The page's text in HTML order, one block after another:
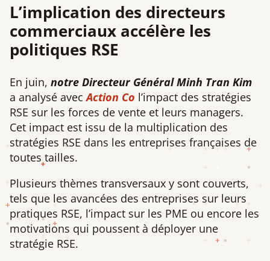
L’implication des directeurs
commerciaux accélère les
politiques RSE
En juin, notre Directeur Général Minh Tran Kim
a analysé avecAction Co l’impact des stratégies
RSE sur les forces de vente et leurs managers.
Cet impact est issu de la multiplication des
stratégies RSE dans les entreprises françaises de
toutes tailles.
Plusieurs thèmes transversaux y sont couverts,
tels que les avancées des entreprises sur leurs
pratiques RSE, l’impact sur les PME ou encore les
motivations qui poussent à déployer une
stratégie RSE.